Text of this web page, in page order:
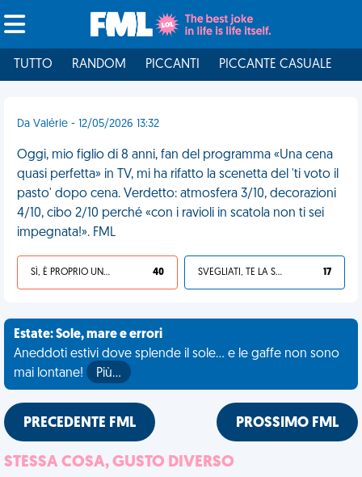
TUTTO RANDOM PICCANTI PICCANTE CASUALE
Da Valérie - 12/05/2026 13:32
Oggi, mio figlio di 8 anni, fan del programma «Una cena
quasi perfetta» in TV, mi ha rifatto la scenetta del 'ti voto il
pasto' dopo cena. Verdetto: atmosfera 3/10, decorazioni
4/10, cibo 2/10 perché «con i ravioli in scatola non ti sei
impegnata!». FML
SÌ, È PROPRIO UNA VDM! 40 SVEGLIATI, TE LA SEI CERCATA! 17
Estate: Sole, mare e errori
Aneddoti estivi dove splende il sole... e le gaffe non sono
mai lontane!
Più…
PRECEDENTE FML PROSSIMO FML
STESSA COSA, GUSTO DIVERSO